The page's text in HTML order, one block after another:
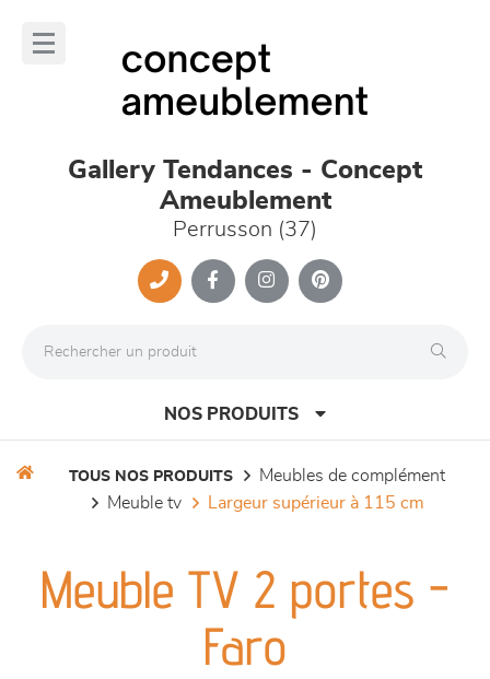
Gallery Tendances - Concept
Ameublement
Perrusson (37)
NOS PRODUITS
séjours
meubles de complément
TOUS NOS PRODUITS
meubles de complément
meuble tv
largeur supérieur à 115 cm
Meuble TV 2 portes -
Faro